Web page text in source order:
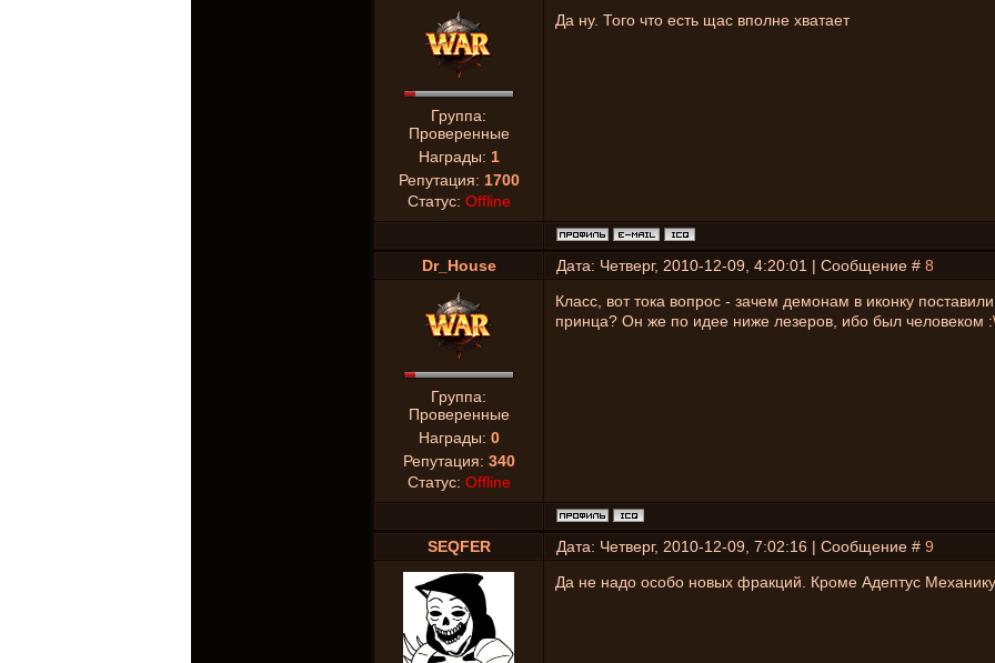
Группа:
Проверенные
Награды: 1
Репутация: 1700
Статус: Offline
Да ну. Того что есть щас вполне хватает
Dr_House Дата: Четверг, 2010-12-09, 4:20:01 | Сообщение # 8
Группа:
Проверенные
Награды: 0
Репутация: 340
Статус: Offline
Класс, вот тока вопрос - зачем демонам в иконку
принца? Он же по идее ниже лезеров, ибо был человеком
SEQFER Дата: Четверг, 2010-12-09, 7:02:16 | Сообщение # 9
Да не надо особо новых фракций. Кроме Адептус